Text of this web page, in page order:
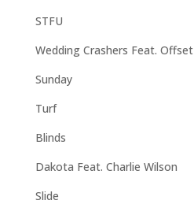
STFU
Wedding Crashers Feat. Offset
Sunday
Turf
Blinds
Dakota Feat. Charlie Wilson
Slide